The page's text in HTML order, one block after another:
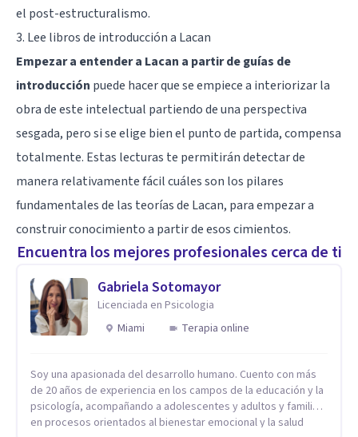
el post-estructuralismo.
3. Lee libros de introducción a Lacan
Empezar a entender a Lacan a partir de guías de
introducción puede hacer que se empiece a interiorizar la
obra de este intelectual partiendo de una perspectiva
sesgada, pero si se elige bien el punto de partida, compensa
totalmente. Estas lecturas te permitirán detectar de
manera relativamente fácil cuáles son los pilares
fundamentales de las teorías de Lacan, para empezar a
construir conocimiento a partir de esos cimientos.
Encuentra los mejores profesionales cerca de ti
Gabriela Sotomayor
Licenciada en Psicologia
Miami
Terapia online
Soy una apasionada del desarrollo humano. Cuento con más
de 20 años de experiencia en los campos de la educación y la
psicología, acompañando a adolescentes y adultos y familias
en procesos orientados al bienestar emocional y la salud